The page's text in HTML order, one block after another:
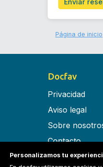
Enviar
Página de inicio
Docfav
Privacidad
Aviso legal
Sobre
Contacto
Términos y
Personalizamos tu